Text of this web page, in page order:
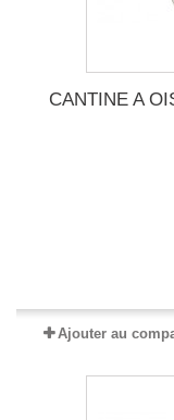
CANTINE A
Ajouter au